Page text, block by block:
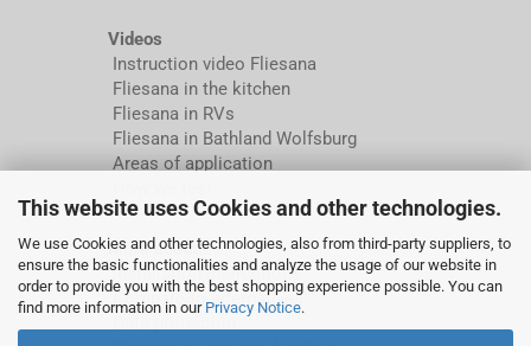
This website uses Cookies and other technologies.
We use Cookies and other technologies, also from third-party suppliers, to
ensure the basic functionalities and analyze the usage of our website in
order to provide you with the best shopping experience possible. You can
find more information in our Privacy Notice.
Videos
Instruction video Fliesana
Fliesana in the kitchen
Fliesana in RVs
Fliesana in Bathland Wolfsburg
Areas of application
More about...
Installation instructions
Compare to alternatives